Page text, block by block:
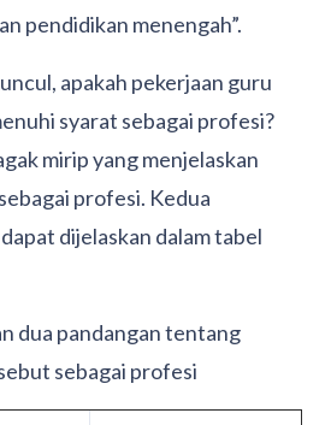
pendidikan menengah”.
apakah pekerjaan guru
syarat sebagai profesi?
mirip yang menjelaskan
profesi. Kedua
dijelaskan dalam tabel
dua pandangan tentang
sebagai profesi